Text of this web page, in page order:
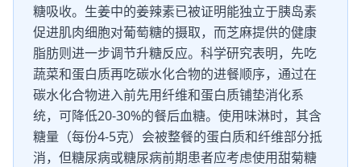
糖吸收。生姜中的姜辣素已被证明能独立于胰岛素
促进肌肉细胞对葡萄糖的摄取，而芝麻提供的健康
脂肪则进一步调节升糖反应。科学研究表明，先吃
蔬菜和蛋白质再吃碳水化合物的进餐顺序，通过在
碳水化合物进入前先用纤维和蛋白质铺垫消化系
统，可降低20-30%的餐后血糖。使用味淋时，其含
糖量（每份4-5克）会被整餐的蛋白质和纤维部分抵
消，但糖尿病或糖尿病前期患者应考虑使用甜菊糖